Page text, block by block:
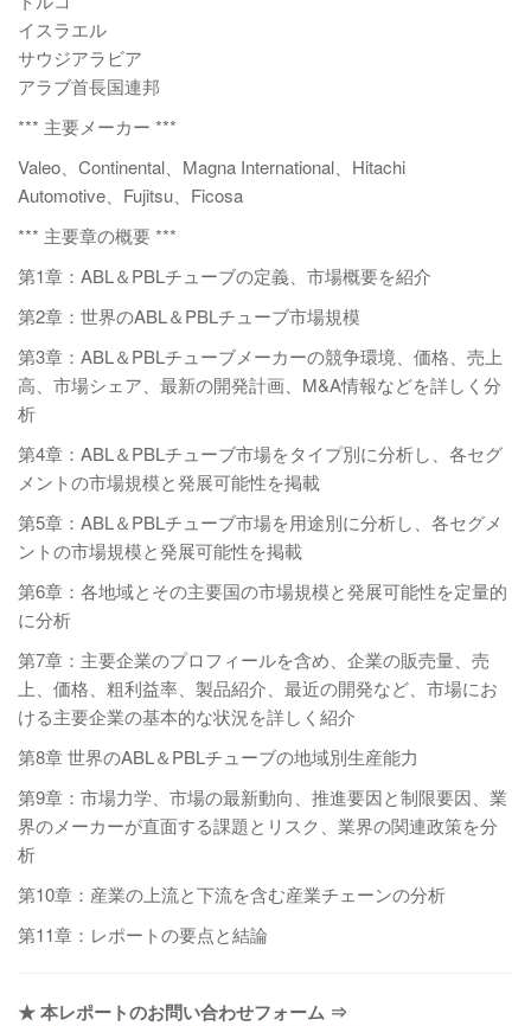
イスラエル
サウジアラビア
アラブ首長国連邦
*** 主要メーカー ***
Valeo、Continental、Magna International、Hitachi
Automotive、Fujitsu、Ficosa
*** 主要章の概要 ***
第1章：ABL＆PBLチューブの定義、市場概要を紹介
第2章：世界のABL＆PBLチューブ市場規模
第3章：ABL＆PBLチューブメーカーの競争環境、価格、売上
高、市場シェア、最新の開発計画、M&A情報などを詳しく分
析
第4章：ABL＆PBLチューブ市場をタイプ別に分析し、各セグ
メントの市場規模と発展可能性を掲載
第5章：ABL＆PBLチューブ市場を用途別に分析し、各セグメ
ントの市場規模と発展可能性を掲載
第6章：各地域とその主要国の市場規模と発展可能性を定量的
に分析
第7章：主要企業のプロフィールを含め、企業の販売量、売
上、価格、粗利益率、製品紹介、最近の開発など、市場にお
ける主要企業の基本的な状況を詳しく紹介
第8章 世界のABL＆PBLチューブの地域別生産能力
第9章：市場力学、市場の最新動向、推進要因と制限要因、業
界のメーカーが直面する課題とリスク、業界の関連政策を分
析
第10章：産業の上流と下流を含む産業チェーンの分析
第11章：レポートの要点と結論
★ 本レポートのお問い合わせフォーム ⇒